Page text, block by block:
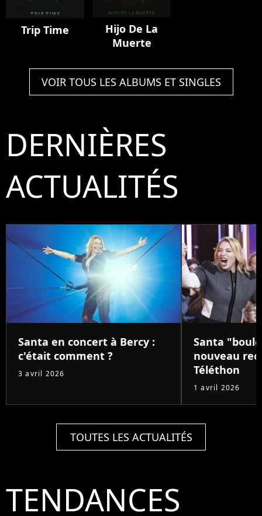
Trip Time
Hijo De La
Muerte
VOIR TOUS LES ALBUMS ET SINGLES
DERNIÈRES
ACTUALITÉS
Santa en concert à Bercy :
c'était comment ?
3 avril 2026
Santa
nouveau
Téléthon
1 avril 2026
TOUTES LES ACTUALITÉS
TENDANCES